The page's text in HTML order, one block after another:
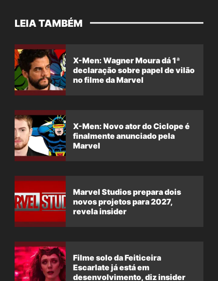
LEIA TAMBÉM
X-Men: Wagner Moura dá 1ª
declaração sobre papel de vilão
no filme da Marvel
X-Men: Novo ator do Ciclope é
finalmente anunciado pela
Marvel
Marvel Studios prepara dois
novos projetos para 2027,
revela insider
Filme solo da Feiticeira
Escarlate já está em
desenvolvimento, diz insider